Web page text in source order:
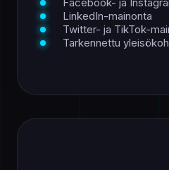
LinkedIn-mainonta
Twitter- ja TikTok-
Tarkennettu